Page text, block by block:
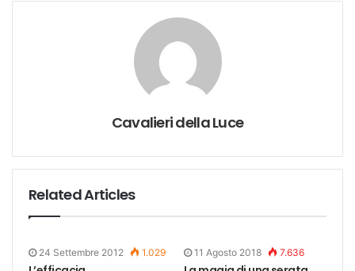
Cavalieri della Luce
Related Articles
24 Settembre 2012 1.029 11 Agosto 2018 7.636